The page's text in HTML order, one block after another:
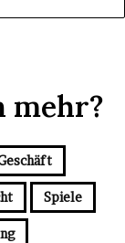
mehr?
Spiele